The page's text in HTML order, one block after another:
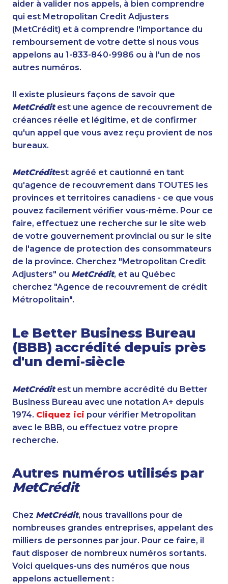
aider à valider nos appels, à bien comprendre
qui est Metropolitan Credit Adjusters
(MetCrédit) et à comprendre l'importance du
remboursement de votre dette si nous vous
appelons au 1-833-840-9986 ou à l'un de nos
autres numéros.
Il existe plusieurs façons de savoir que
MetCréditest une agence de recouvrement de
créances réelle et légitime, et de confirmer
qu'un appel que vous avez reçu provient de nos
bureaux.
MetCréditest agréé et cautionné en tant
qu'agence de recouvrement dans TOUTES les
provinces et territoires canadiens - ce que vous
pouvez facilement vérifier vous-même. Pour ce
faire, effectuez une recherche sur le site web
de votre gouvernement provincial ou sur le site
de l'agence de protection des consommateurs
de la province. Cherchez "Metropolitan Credit
Adjusters" ou MetCrédit, et au Québec
cherchez "Agence de recouvrement de crédit
Métropolitain".
Le Better Business Bureau
(BBB) accrédité depuis près
d'un demi-siècle
MetCréditest un membre accrédité du Better
Business Bureau avec une notation A+ depuis
1974. Cliquez ici pour vérifier Metropolitan
avec le BBB, ou effectuez votre propre
recherche.
Autres numéros utilisés par
MetCrédit
Chez MetCrédit, nous travaillons pour de
nombreuses grandes entreprises, appelant des
milliers de personnes par jour. Pour ce faire, il
faut disposer de nombreux numéros sortants.
Voici quelques-uns des numéros que nous
appelons actuellement :